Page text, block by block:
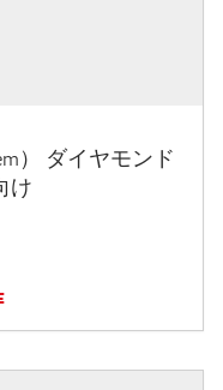
） ダイヤモンド
け